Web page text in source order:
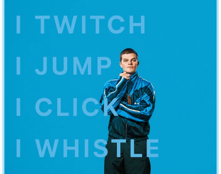
Основанное на
Перевод
ПереводКубик в Кубе Перевод
Подростковая
Постапокалипсис Призраки
Про апокалипсис
Про богов Про богатых
Про вампиров Про ведьм
Про выживание